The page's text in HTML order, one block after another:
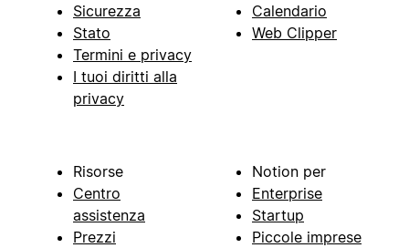
Sicurezza
Stato
Termini e privacy
I tuoi diritti alla
privacy
Calendario
Web Clipper
Risorse
Centro
assistenza
Prezzi
Notion per
Enterprise
Startup
Piccole imprese